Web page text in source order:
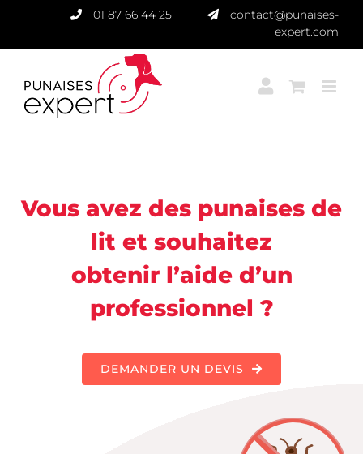
contenu
01 87 66 44 25
contact@punaises-
expert.com
Vous avez des punaises de
lit et souhaitez
obtenir l’aide d’un
professionnel ?
DEMANDER UN DEVIS